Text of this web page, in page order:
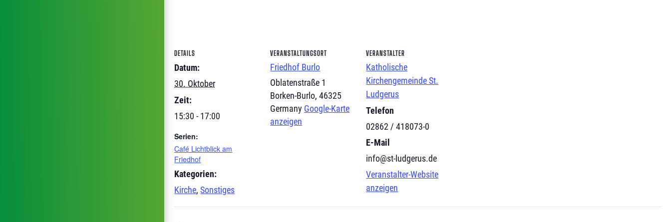
DETAILS
Datum:
30. Oktober
Zeit:
15:30 - 17:00
Serien:
Café Lichtblick am
Friedhof
Kategorien:
Kirche,Sonstiges
VERANSTALTUNGSORT
Friedhof Burlo
Oblatenstraße 1
Borken-Burlo, 46325
Germany Google-Karte
anzeigen
VERANSTALTER
Katholische
Kirchengemeinde St.
Ludgerus
Telefon
02862 / 418073-0
E-Mail
info@st-ludgerus.de
Veranstalter-Website
anzeigen